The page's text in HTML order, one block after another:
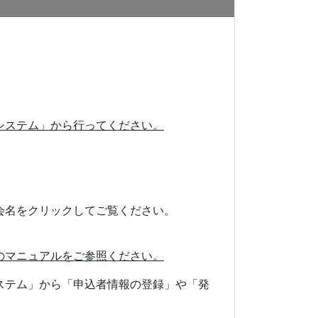
テム」から行ってください。
をクリックしてご覧ください。
ニュアルをご参照ください。
ム」から「申込者情報の登録」や「発